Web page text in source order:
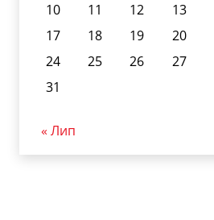
10
11 12 13
17
18 19 20
24
25 26 27
31
« Лип